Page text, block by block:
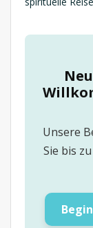
Unsere
Sie bis zu